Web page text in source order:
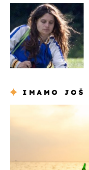
IMAMO JOŠ